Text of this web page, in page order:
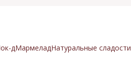
дМармеладНатуральные сладости